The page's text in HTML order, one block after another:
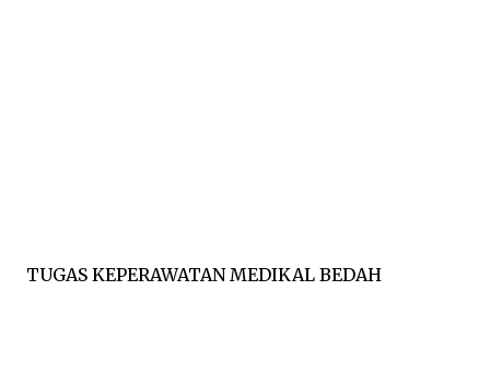
TUGAS KEPERAWATAN MEDIKAL BEDAH